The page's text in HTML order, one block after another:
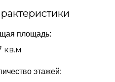
площадь:
кв.м
этажей: